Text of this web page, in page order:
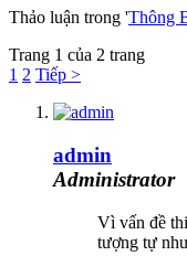
Thảo luận trong 'Thông
Trang 1 của 2 trang
1 2 Tiếp >
admin
Administrator
Vì vấn đề
tượng tự